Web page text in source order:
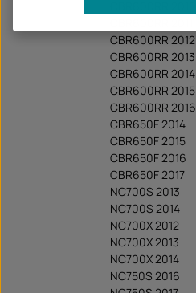
CBR600RR 2012
CBR600RR 2013
CBR600RR 2014
CBR600RR 2015
CBR600RR 2016
CBR650F 2014
CBR650F 2015
CBR650F 2016
CBR650F 2017
NC700S 2013
NC700S 2014
NC700X 2012
NC700X 2013
NC700X 2014
NC750S 2016